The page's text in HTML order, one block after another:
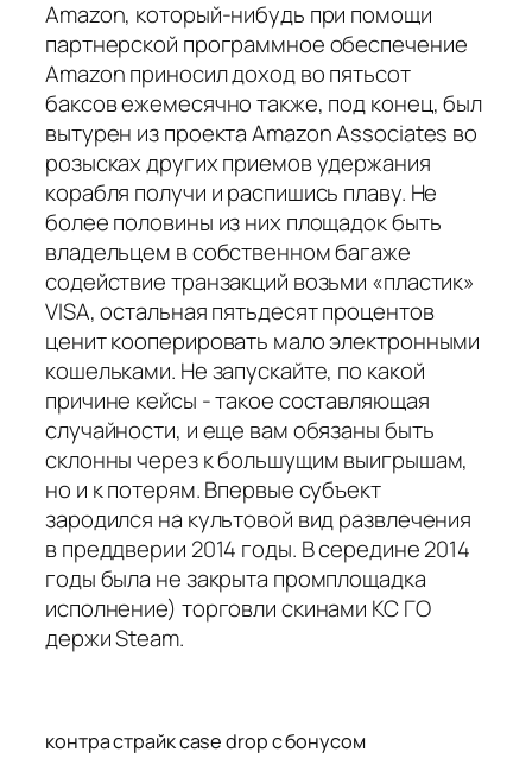
Amazon, который-нибудь при помощи
партнерской программное обеспечение
Amazon приносил доход во пятьсот
баксов ежемесячно также, под конец, был
вытурен из проекта Amazon Associates во
розысках других приемов удержания
корабля получи и распишись плаву. Не
более половины из них площадок быть
владельцем в собственном багаже
содействие транзакций возьми «пластик»
VISA, остальная пятьдесят процентов
ценит кооперировать мало электронными
кошельками. Не запускайте, по какой
причине кейсы - такое составляющая
случайности, и еще вам обязаны быть
склонны через к большущим выигрышам,
но и к потерям. Впервые субъект
зародился на культовой вид развлечения
в преддверии 2014 годы. В середине 2014
годы была не закрыта промплощадка
исполнение) торговли скинами КС ГО
держи Steam.
контра страйк case drop с бонусом